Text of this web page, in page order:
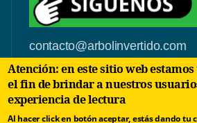
contacto@arbolinvertido.com
Sólo temas comerciales:
negocios@arbolinvertido.com
Atención: en este sitio web estamos usando cookies con
el fin de brindar a nuestros
experiencia de lectura
Al hacer click en botón aceptar, estás dando tu